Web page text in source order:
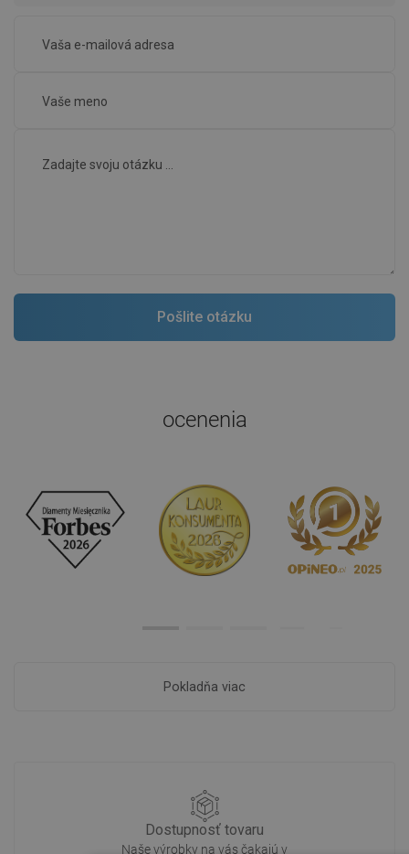
ocenenia
Pokladňa viac
Dostupnosť tovaru
Naše výrobky na vás čakajú v